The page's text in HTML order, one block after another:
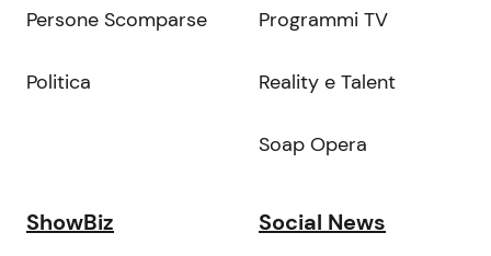
Persone Scomparse
Politica
Programmi TV
Reality e Talent
Soap Opera
ShowBiz Social News